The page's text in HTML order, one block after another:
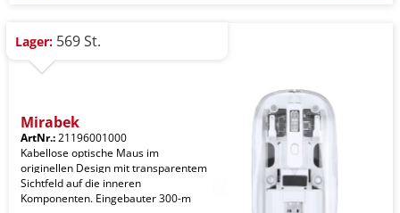
Lager: 569 St.
Mirabek
ArtNr.:21196001000
Kabellose optische Maus im
originellen Design mit transparentem
Sichtfeld auf die inneren
Komponenten. Eingebauter 300-m